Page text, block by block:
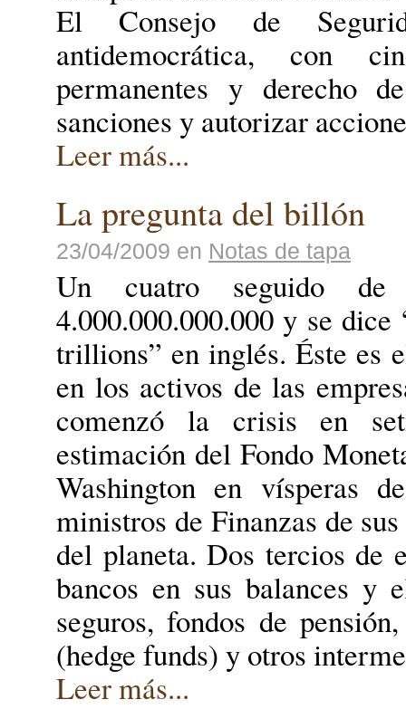
El Consejo de
antidemocrática, con
permanentes y derecho
sanciones y autorizar
Leer más...
La pregunta del billón
23/04/2009 en Notas de tapa
Un cuatro seguido
4.000.000.000.000 y se
trillions” en inglés. Éste es
en los activos de las
comenzó la crisis en
estimación del Fondo
Washington en vísperas
ministros de Finanzas de
del planeta. Dos tercios de
bancos en sus balances y
seguros, fondos de
(hedge funds) y otros
Leer más...